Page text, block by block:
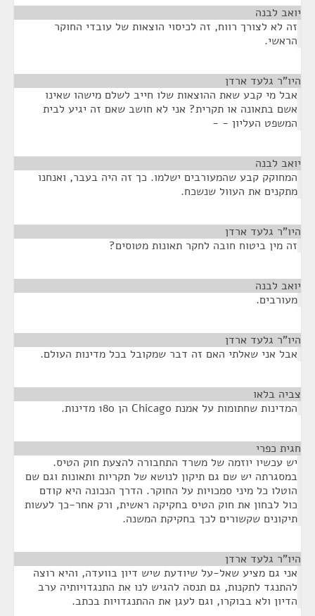
יואב לבנה
זה לא לצורך רווח, זה לכיסוי הוצאות של עובדי החוקר
הראשי.
היו"ר גלעד ארדן
אבל מי קבע שאת ההוצאות שלו חייב לשלם מישהו שאינו
אשם בתאונה או תקרית? אני לא חושב שאם זה יגיע לבית
המשפט העליון - -
יואב לבנה
המחוקק קבע שהמעורבים ישלמו. כך זה היה בעבר, ואנחנו
מתקנים את העוול שנשכח.
היו"ר גלעד ארדן
זה מין ביטוח חובה לחקר תאונות מטוסים?
יואב לבנה
מעורבים.
היו"ר גלעד ארדן
אבל אני שאלתי האם זה דבר שמקובל בכל מדינות העולם.
צביה בלאו
המדינות שחתומות על אמנת Chicago הן 180 מדינות.
חגית כפרי
יש עכשיו יוזמה של משרד התחבורה להצעת חוק הטיס.
במסגרתה יש שם גם תיקון לנושא של תקריות ותאונות וגם שם
הוטלו כל מיני סמכויות על החוקר. הדרך הנכונה היא קודם
כול לבחון את חוק הטיס בחקיקה ראשית, ורק אחר-כך לעשות
תיקונים שקשורים לכך בחקיקת המשנה.
היו"ר גלעד ארדן
אני גם מציע שאל-על שיודעת שיש דיון בוועדה, והיא רוצה
להתנגד לתקנות, גם תנסה להגיש לנו את התנגדויותיה ערב
הדיון ולא בבוקרו, וגם לעגן את ההתנגדויות בכתב.